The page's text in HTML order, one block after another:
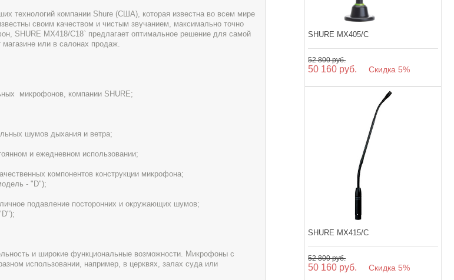
SHURE MX405/C
52 800 руб.
50 160 руб. Скидка 5%
SHURE MX415/C
52 800 руб.
50 160 руб. Скидка 5%
технологий компании Shure (США), которая известна во всем мире
своим качеством и чистым звучанием, максимально точно
SHURE MX418/С18` предлагает оптимальное решение для самой
или в салонах продаж.
микрофонов, компании SHURE;
шумов дыхания и ветра;
и ежедневном использовании;
компонентов конструкции микрофона;
- "D");
подавление посторонних и окружающих шумов;
и широкие функциональные возможности. Микрофоны с
использовании, например, в церквях, залах суда или